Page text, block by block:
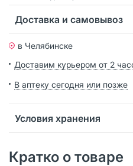
Доставка и самовывоз
в Челябинске
Доставим курьером от 2
В аптеку сегодня или позже
Условия хранения
Кратко о товаре